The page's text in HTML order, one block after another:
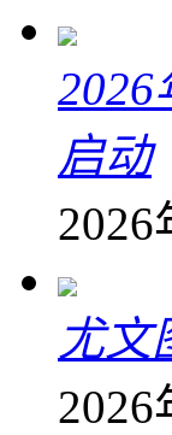
启动
2026
尤文
2026